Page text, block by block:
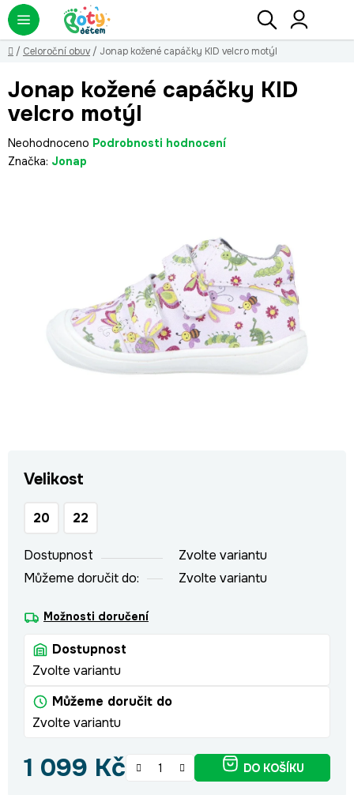
Přejít
na
obsah
Hledat
Domů
/ Celoroční obuv / Jonap kožené capáčky KID velcro motýl
Velikost
20 22
Dostupnost
Zvolte variantu
Můžeme doručit do:
Zvolte variantu
Možnosti doručení
Dostupnost
Zvolte variantu
Můžeme doručit do
Zvolte variantu
1 099 Kč DO KOŠÍKU
Jonap kožené capáčky KID
velcro motýl
Průměrné
hodnocení
Neohodnoceno Podrobnosti hodnocení
Značka: Jonap